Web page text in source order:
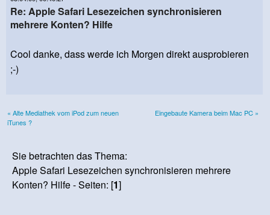
Re: Apple Safari Lesezeichen synchronisieren
mehrere Konten? Hilfe
Cool danke, dass werde ich Morgen direkt ausprobieren
;-)
« Alte Mediathek vom iPod zum neuen
iTunes ?
Eingebaute Kamera beim Mac PC »
Sie betrachten das Thema:
Apple Safari Lesezeichen synchronisieren mehrere
Konten? Hilfe - Seiten: [1]